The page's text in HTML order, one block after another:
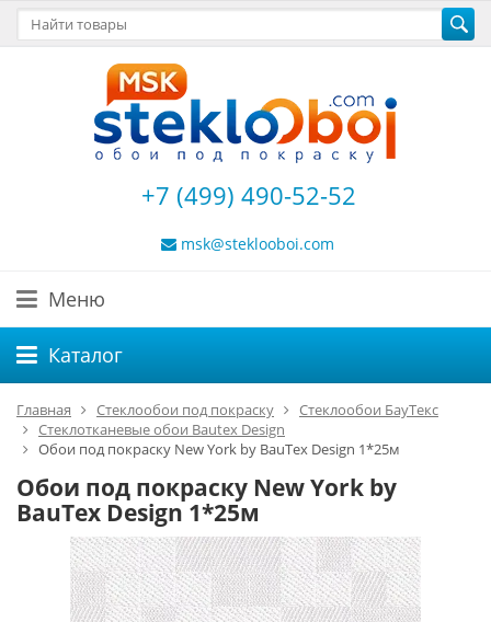
+7 (499) 490-52-52
msk@steklooboi.com
Меню
Каталог
Главная Стеклообои под покраску
Стеклообои БауТекс
Стеклотканевые обои Bautex Design
Обои под покраску New York by BauTex Design 1*25м
Обои под покраску New York by
BauTex Design 1*25м